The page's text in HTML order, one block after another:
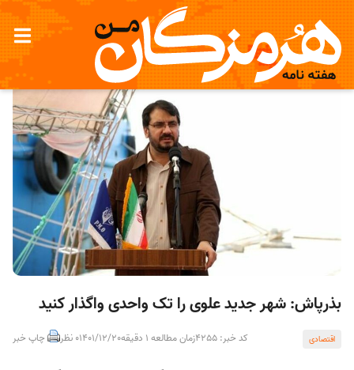
بذرپاش: شهر جدید علوی را تک واحدی واگذار کنید
اقتصادی کد خبر: 4255 زمان مطالعه 1 دقیقه 1401/12/200 نظر چاپ خبر